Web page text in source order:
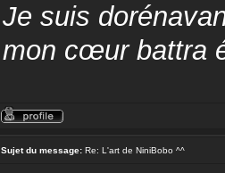
Je suis
mon cœur battra
Sujet du message: Re: L'art de NiniBobo ^^